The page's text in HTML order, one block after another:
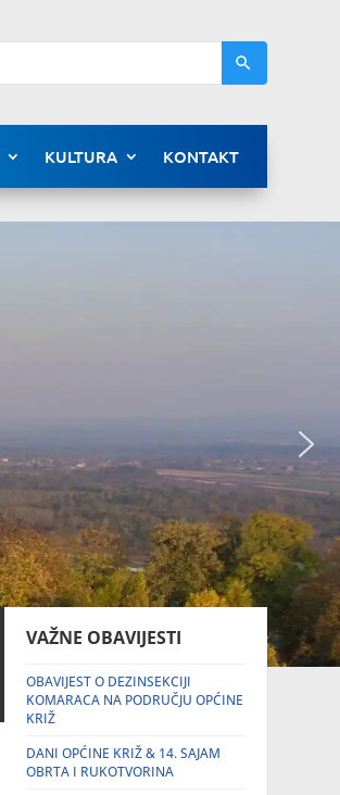
KULTURA KONTAKT
VAŽNE OBAVIJESTI
OBAVIJEST O DEZINSEKCIJI
KOMARACA NA PODRUČJU OPĆINE
KRIŽ
DANI OPĆINE KRIŽ & 14. SAJAM
OBRTA I RUKOTVORINA